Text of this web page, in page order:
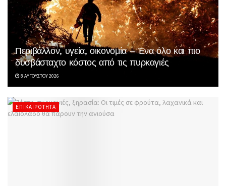
Περιβάλλον, υγεία, οικονομία – Ένα όλο και πιο
δυσβάσταχτο κόστος από τις πυρκαγιές
8 ΑΥΓΟΎΣΤΟΥ 2026
ΕΠΙΚΑΙΡΌΤΗΤΑ